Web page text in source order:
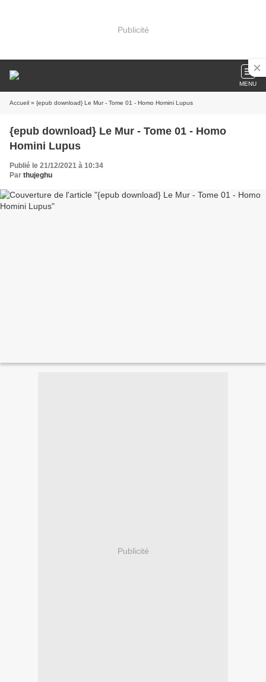
Publicité
MENU
Accueil » {epub download} Le Mur - Tome 01 - Homo Homini Lupus
{epub download} Le Mur - Tome 01 - Homo
Homini Lupus
Publié le 21/12/2021 à 10:34
Par thujeghu
Publicité